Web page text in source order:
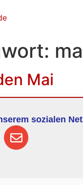
Mai
sozialen